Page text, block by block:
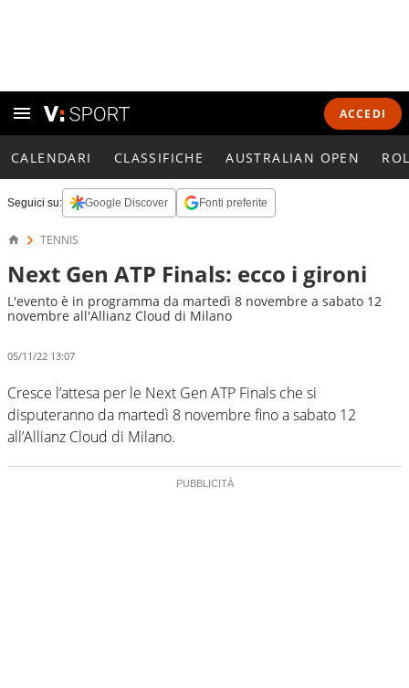
ACCEDI
CALENDARI CLASSIFICHE AUSTRALIAN OPEN
Seguici su: Google Discover Fonti preferite
TENNIS
Next Gen ATP Finals: ecco i gironi
L'evento è in programma da martedì 8 novembre a sabato 12
novembre all'Allianz Cloud di Milano
05/11/22 13:07
Cresce l’attesa per le Next Gen ATP Finals che si
disputeranno da martedì 8 novembre fino a sabato 12
all’Allianz Cloud di Milano.